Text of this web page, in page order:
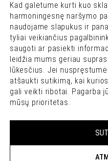
Kad galėtume kurti kuo
harmoningesnę naršymo
naudojame slapukus ir
tyliai veikiančius
saugoti ar pasiekti
leidžia mums geriau
lūkesčius. Jei
atšaukti sutikimą, kai
gali veikti ribotai. Pagarba
mūsų prioritetas.
LES MILLS
erdvėje